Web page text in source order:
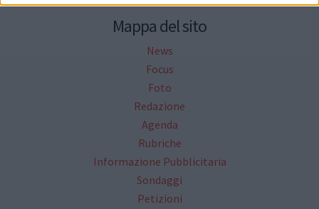
Mappa del sito
News
Focus
Foto
Redazione
Agenda
Rubriche
Informazione Pubblicitaria
Sondaggi
Petizioni